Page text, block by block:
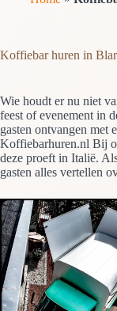
Koffiebar huren in
Wie houdt er nu niet
feest of evenement in
gasten ontvangen met
Koffiebarhuren.nl Bij
deze proeft in Italië.
gasten alles vertellen